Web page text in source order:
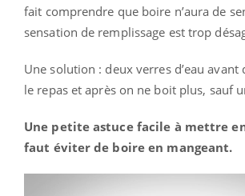
fait comprendre que boire n’aura de
sensation de remplissage est trop
Une solution : deux verres d’eau avant
le repas et après on ne boit plus, sauf
Une petite astuce facile à mettre
faut éviter de boire en mangeant.